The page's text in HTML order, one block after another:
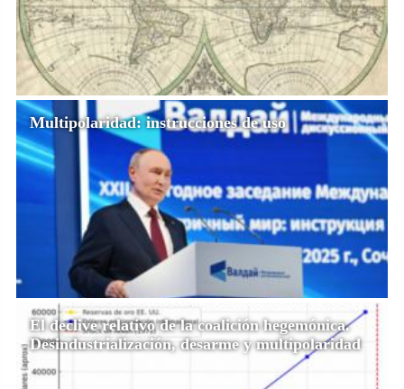
Multipolaridad: instrucciones de uso
El declive relativo de la coalición hegemónica.
Desindustrialización, desarme y multipolaridad